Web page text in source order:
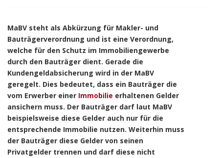
MaBV steht als Abkürzung für Makler- und
Bauträgerverordnung und ist eine Verordnung,
welche für den Schutz im Immobiliengewerbe
durch den Bauträger dient. Gerade die
Kundengeldabsicherung wird in der MaBV
geregelt. Dies bedeutet, dass ein Bauträger die
vom Erwerber einer Immobilie erhaltenen Gelder
ansichern muss. Der Bauträger darf laut MaBV
beispielsweise diese Gelder auch nur für die
entsprechende Immobilie nutzen. Weiterhin muss
der Bauträger diese Gelder von seinen
Privatgelder trennen und darf diese nicht